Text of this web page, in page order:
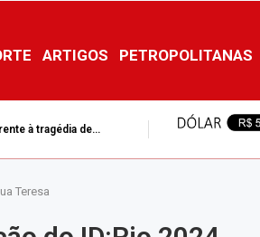
ARTIGOS PETROPOLITANAS
da rede municipal nesta...
Teresa